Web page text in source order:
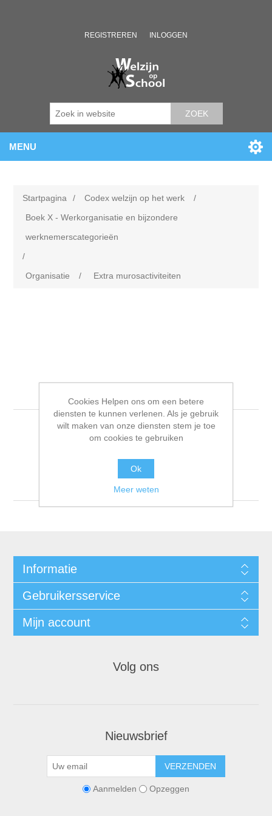
REGISTREREN INLOGGEN
ZOEK
MENU
Startpagina / Codex welzijn op het werk
/
Boek X - Werkorganisatie en bijzondere
werknemerscategorieën
/
Organisatie
/ Extra murosactiviteiten
Extra murosactiviteiten
Informatie
Gebruikersservice
Mijn account
Volg ons
Nieuwsbrief
VERZENDEN
Aanmelden Opzeggen
Cookies Helpen ons om een betere
diensten te kunnen verlenen. Als je gebruik
wilt maken van onze diensten stem je toe
om cookies te gebruiken
Ok
Meer weten